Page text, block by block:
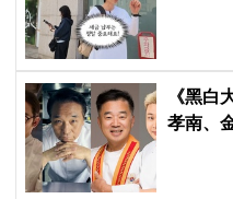
《黑白
孝南、